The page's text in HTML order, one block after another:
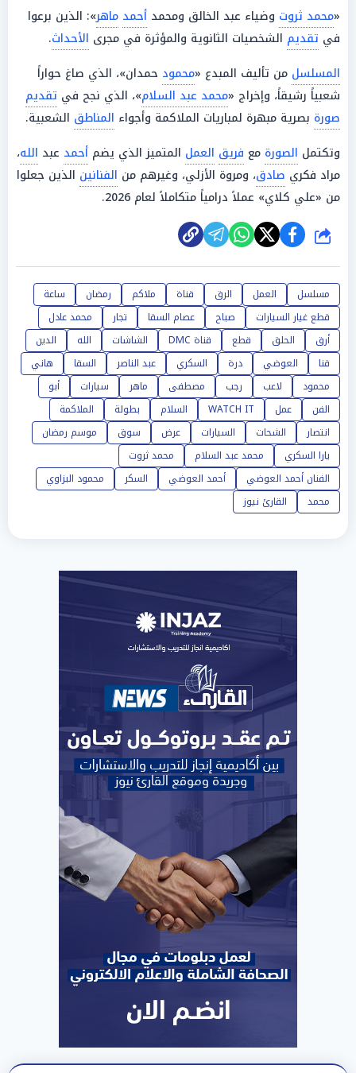
«محمد ثروت وضياء عبد الخالق ومحمد أحمد ماهر»: الذين برعوا
في تقديم الشخصيات الثانوية والمؤثرة في مجرى الأحداث.
المسلسل من تأليف المبدع «محمود حمدان»، الذي صاغ حواراً
شعبياً رشيقاً، وإخراج «محمد عبد السلام»، الذي نجح في تقديم
صورة بصرية مبهرة لمباريات الملاكمة وأجواء المناطق الشعبية.
وتكتمل الصورة مع فريق العمل المتميز الذي يضم أحمد عبد الله،
مراد فكري صادق، ومروة الأزلي، وغيرهم من الفنانين الذين جعلوا
من «علي كلاي» عملاً درامياً متكاملاً لعام 2026.
شارك
مسلسل العمل الرق قناة ملاكم رمضان
ساعة
قطع غيار السيارات
صباح عصام السقا تجار
محمد عادل
أرق
الحلق قطع قناة DMC الشاشات الله
الدين
قنا
العوضي درة السكري عبد الناصر السقا
هاني
محمود
لاعب رجب مصطفى ماهر سيارات
أبو
الفن
عمل WATCH IT السلام بطولة
الملاكمة
انتصار
الشحات السيارات عرض سوق
موسم رمضان
يارا السكري
محمد عبد السلام
محمد ثروت
الفنان أحمد العوضي
أحمد العوضي السكر
محمود البزاوي
محمد
القارئ نيوز